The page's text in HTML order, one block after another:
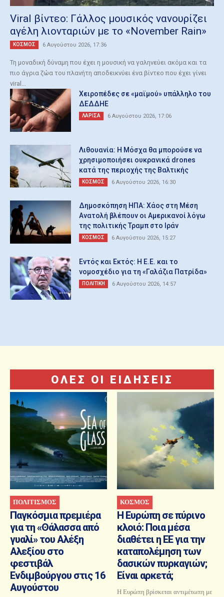
Viral βίντεο: Γάλλος μουσικός νανουρίζει
αγέλη λιονταριών με το «November Rain»
ΚΟΣΜΟΣ 6 Αυγούστου 2026, 17:36
Τη μοναδική δύναμη που έχει η μουσική να γαληνεύει ακόμα και τα
πιο άγρια ζώα του πλανήτη αποδεικνύει ένα βίντεο που έχει γίνει
viral...
Χειροπέδες σε «μαϊμού» υπάλληλο του
ΔΕΔΔΗΕ
ΛΑΡΙΣΑ 6 Αυγούστου 2026, 17:06
Λιθουανία: H Μόσχα θα μπορούσε να
χρησιμοποιήσει ουκρανικά drones
κατά της περιοχής της Βαλτικής
ΚΟΣΜΟΣ 6 Αυγούστου 2026, 16:30
Δημοσκόπηση ΗΠΑ: Χάος στη Μέση
Ανατολή βλέπουν οι Αμερικανοί λόγω
της πολιτικής Τραμπ στο Ιράν
ΚΟΣΜΟΣ 6 Αυγούστου 2026, 15:27
Εντός και Εκτός: Η Ε.Ε. και το
νομοσχέδιο για τη «Γαλάζια Πατρίδα»
ΠΟΛΙΤΙΚΗ 6 Αυγούστου 2026, 14:57
ΟΛΕΣ ΟΙ ΕΙΔΗΣΕΙΣ
ΠΟΛΙΤΙΣΜΟΣ
Παγκόσμια πρεμιέρα
για τη «Θάλασσα από
γυαλί» του Αλέξη
Αλεξίου στο
φεστιβάλ
Ενδιμβούργου στις 16
Αυγούστου
ΚΟΣΜΟΣ
Η Ευρώπη σε πύρινο
κλοιό: Ποια μέσα
διαθέτει η ΕΕ για την
καταπολέμηση των
δασικών πυρκαγιών;
Είναι αρκετά;
Η Ευρώπη βρίσκεται αντιμέτωπη με